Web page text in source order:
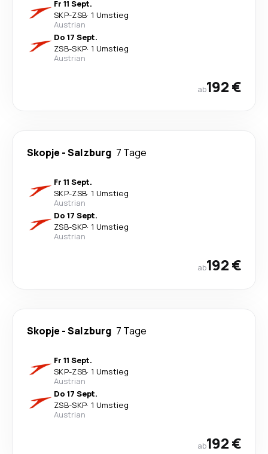
Fr 11 Sept.
SKP-ZSB· 1 Umstieg
Austrian
Do 17 Sept.
ZSB-SKP· 1 Umstieg
Austrian
ab192 €
Skopje -Salzburg 7 Tage
Fr 11 Sept.
SKP-ZSB· 1 Umstieg
Austrian
Do 17 Sept.
ZSB-SKP· 1 Umstieg
Austrian
ab192 €
Skopje -Salzburg 7 Tage
Fr 11 Sept.
SKP-ZSB· 1 Umstieg
Austrian
Do 17 Sept.
ZSB-SKP· 1 Umstieg
Austrian
ab192 €